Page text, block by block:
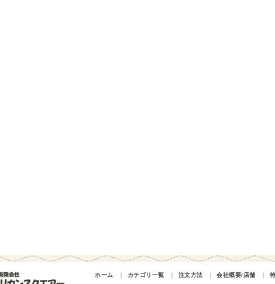
ホーム ｜ カテゴリ一覧 ｜ 注文方法 ｜ 会社概要/店舗 ｜